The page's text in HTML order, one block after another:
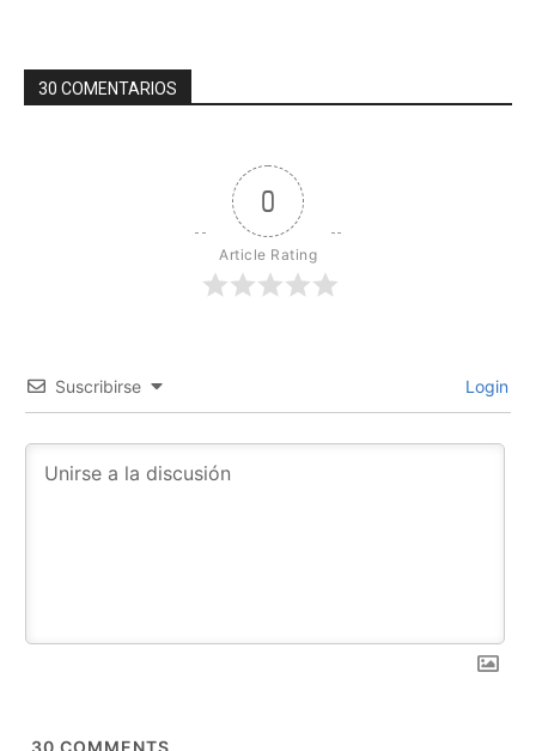
30 COMENTARIOS
0
Article Rating
Suscribirse Login